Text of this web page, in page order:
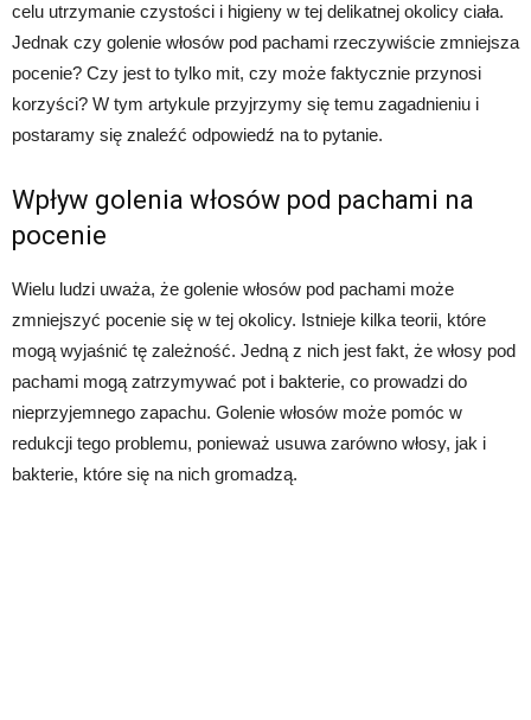
celu utrzymanie czystości i higieny w tej delikatnej okolicy ciała.
Jednak czy golenie włosów pod pachami rzeczywiście zmniejsza
pocenie? Czy jest to tylko mit, czy może faktycznie przynosi
korzyści? W tym artykule przyjrzymy się temu zagadnieniu i
postaramy się znaleźć odpowiedź na to pytanie.
Wpływ golenia włosów pod pachami na
pocenie
Wielu ludzi uważa, że golenie włosów pod pachami może
zmniejszyć pocenie się w tej okolicy. Istnieje kilka teorii, które
mogą wyjaśnić tę zależność. Jedną z nich jest fakt, że włosy pod
pachami mogą zatrzymywać pot i bakterie, co prowadzi do
nieprzyjemnego zapachu. Golenie włosów może pomóc w
redukcji tego problemu, ponieważ usuwa zarówno włosy, jak i
bakterie, które się na nich gromadzą.